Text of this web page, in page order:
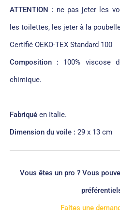
ATTENTION : ne pas jeter les
les toilettes, les jeter à la
Certifié OEKO-TEX Standard 100
Composition : 100% viscose
chimique.
Fabriqué en Italie.
Dimension du voile : 29 x 13 cm
Vous êtes un pro ? Vous
Faites une